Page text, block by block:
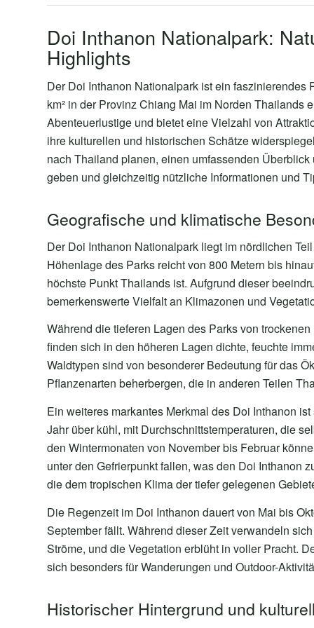
Doi Inthanon Nationalpark:
Highlights
Der Doi Inthanon Nationalpark ist ein
km² in der Provinz Chiang Mai im Norden Thailands
Abenteuerlustige und bietet eine Vielzahl von
ihre kulturellen und historischen Schätze
nach Thailand planen, einen umfassenden
geben und gleichzeitig nützliche Informationen und
Geografische und klimatische
Der Doi Inthanon Nationalpark liegt im nördlichen
Höhenlage des Parks reicht von 800 Metern bis
höchste Punkt Thailands ist. Aufgrund dieser
bemerkenswerte Vielfalt an Klimazonen und
Während die tieferen Lagen des Parks von
finden sich in den höheren Lagen dichte, feuchte
Waldtypen sind von besonderer Bedeutung für das
Pflanzenarten beherbergen, die in anderen Teilen
Ein weiteres markantes Merkmal des Doi Inthanon
Jahr über kühl, mit Durchschnittstemperaturen, die
den Wintermonaten von November bis Februar
unter den Gefrierpunkt fallen, was den Doi Inthanon
die dem tropischen Klima der tiefer gelegenen
Die Regenzeit im Doi Inthanon dauert von Mai bis
September fällt. Während dieser Zeit verwandeln
Ströme, und die Vegetation erblüht in voller Pracht.
sich besonders für Wanderungen und Outdoor-
Historischer Hintergrund und